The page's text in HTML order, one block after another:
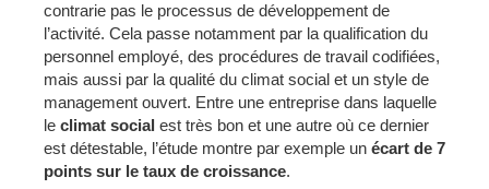
contrarie pas le processus de développement de
l’activité. Cela passe notamment par la qualification du
personnel employé, des procédures de travail codifiées,
mais aussi par la qualité du climat social et un style de
management ouvert. Entre une entreprise dans laquelle
le climat social est très bon et une autre où ce dernier
est détestable, l’étude montre par exemple un écart de 7
points sur le taux de croissance.